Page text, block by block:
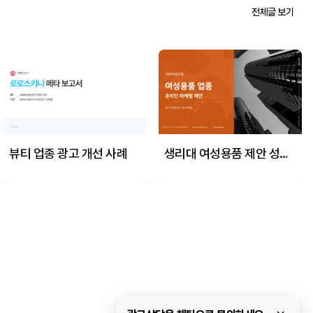
전체글 보기
뷰티 업종 광고 개선 사례 생리대 여성용품 제안 성공 사례